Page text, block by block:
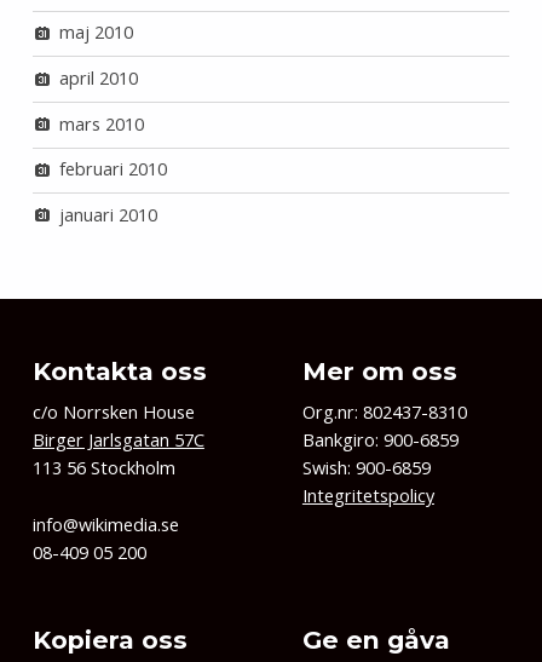
maj 2010
april 2010
mars 2010
februari 2010
januari 2010
Kontakta oss
c/o Norrsken House
Birger Jarlsgatan 57C
113 56 Stockholm
info@wikimedia.se
08-409 05 200
Mer om oss
Org.nr: 802437-8310
Bankgiro: 900-6859
Swish: 900-6859
Integritetspolicy
Kopiera oss Ge en gåva